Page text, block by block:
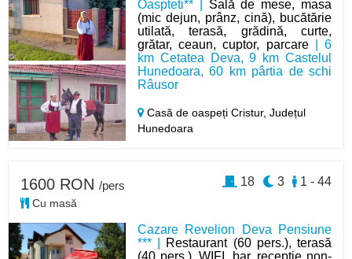
Oaspteti** | Sală de mese, masa
(mic dejun, prânz, cină), bucătărie
utilată, terasă, grădină, curte,
grătar, ceaun, cuptor, parcare| 6
km Cetatea Deva, 9 km Castelul
Hunedoara, 60 km pârtia de schi
Râusor
Casă de oaspeți Cristur,Județul
Hunedoara
Cazare Revelion Deva Pensiune
*** | Restaurant (60 pers.), terasă
(40 pers.), WIFI, bar, recepție non-
1600 RON /pers
Cu masă
1 - 44
3
18